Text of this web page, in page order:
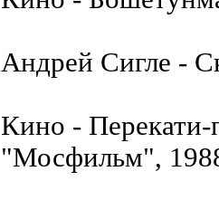
Андрей Сигле -
Кино - Перекати-
"Мосфильм",